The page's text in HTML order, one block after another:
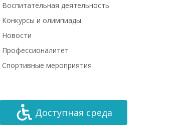
Воспитательная деятельность
Конкурсы и олимпиады
Новости
Профессионалитет
Спортивные мероприятия
Доступная среда